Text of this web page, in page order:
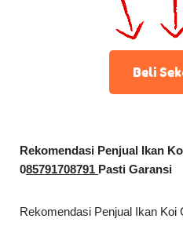
Beli
Rekomendasi Penjual Ikan
085791708791 Pasti Garansi
Rekomendasi Penjual Ikan Koi